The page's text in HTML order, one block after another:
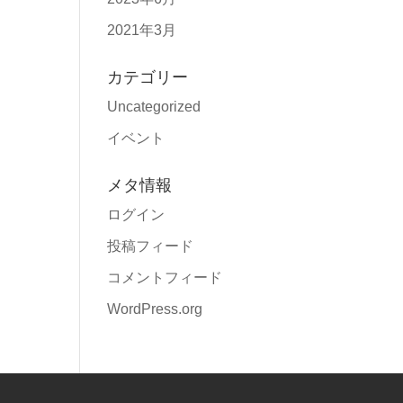
2021年3月
カテゴリー
Uncategorized
イベント
メタ情報
ログイン
投稿フィード
コメントフィード
WordPress.org